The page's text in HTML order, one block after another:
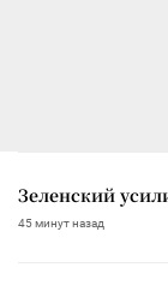
Зеленский
45 минут назад